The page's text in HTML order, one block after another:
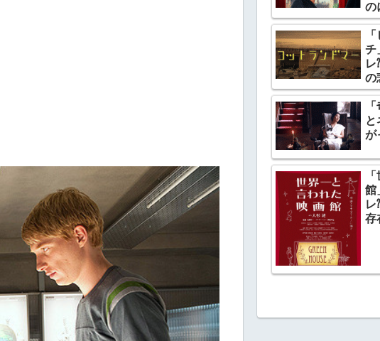
の
チ
レ
の
と
が
館
レ
存